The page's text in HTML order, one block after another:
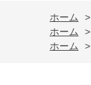
ホーム >
ホーム
>
ホーム
>